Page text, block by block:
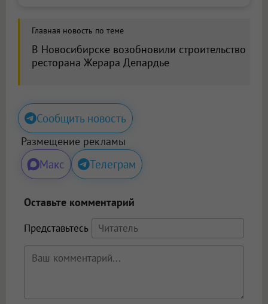
Главная новость по теме
В Новосибирске возобновили строительство
ресторана Жерара Депардье
Сообщить новость
Размещение рекламы
Макс Телеграм
Оставьте комментарий
Представьтесь